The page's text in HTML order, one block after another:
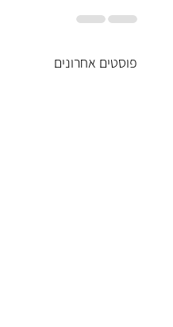
פוסטים אחרונים